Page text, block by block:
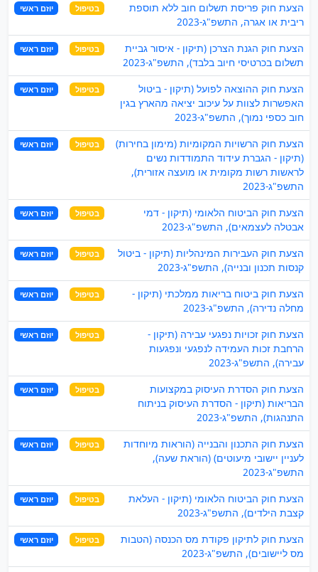
הצעת חוק פריסת תשלום חוב ללא תוספת
ריבית או אגרה, התשפ"ג-2023
בטיפול יוזם ראשי
הצעת חוק הגנת הצרכן (תיקון - איסור גביית
תשלום בכרטיסי חיוב בלבד), התשפ"ג-2023
בטיפול יוזם ראשי
הצעת חוק ההוצאה לפועל (תיקון - ביטול
האפשרות לצוות על עיכוב יציאה מהארץ בגין
חוב כספי נמוך), התשפ"ג-2023
בטיפול יוזם ראשי
הצעת חוק הרשויות המקומיות (מימון בחירות)
(תיקון - הגברת עידוד התמודדות נשים
לראשות רשות מקומית או מועצה אזורית),
התשפ"ג-2023
בטיפול יוזם ראשי
הצעת חוק הביטוח הלאומי (תיקון - דמי
אבטלה לעצמאים), התשפ"ג-2023
בטיפול יוזם ראשי
הצעת חוק העבירות המינהליות (תיקון - ביטול
קנסות תכנון ובנייה), התשפ"ג-2023
בטיפול יוזם ראשי
הצעת חוק ביטוח בריאות ממלכתי (תיקון -
מחלה נדירה), התשפ"ג-2023
בטיפול יוזם ראשי
הצעת חוק זכויות נפגעי עבירה (תיקון -
הרחבת זכות העמידה לנפגעי ונפגעות
עבירה), התשפ"ג-2023
בטיפול יוזם ראשי
הצעת חוק הסדרת העיסוק במקצועות
הבריאות (תיקון - הסדרת העיסוק בניתוח
התנהגות), התשפ"ג-2023
בטיפול יוזם ראשי
הצעת חוק התכנון והבנייה (הוראות מיוחדות
לעניין יישובי מיעוטים) (הוראת שעה),
התשפ"ג-2023
בטיפול יוזם ראשי
הצעת חוק הביטוח הלאומי (תיקון - העלאת
קצבת הילדים), התשפ"ג-2023
בטיפול יוזם ראשי
הצעת חוק לתיקון פקודת מס הכנסה (הטבות
מס ליישובים), התשפ"ג-2023
בטיפול יוזם ראשי